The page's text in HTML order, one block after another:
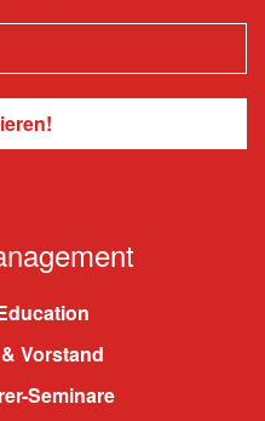
Vorstand
Seminare